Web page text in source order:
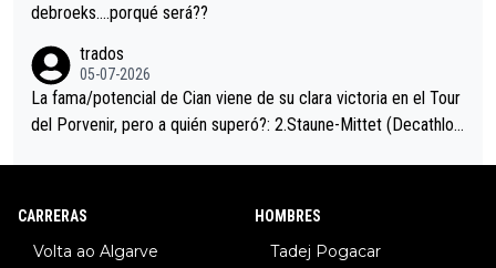
debroeks….porqué será??
trados
05-07-2026
La fama/potencial de Cian viene de su clara victoria en el Tour
del Porvenir, pero a quién superó?: 2.Staune-Mittet (Decathlon,
CARRERAS
Volta ao Algarve
HOMBRES
Tadej Pogacar